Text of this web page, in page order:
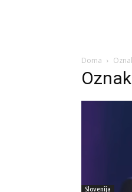
Doma
Slovenija